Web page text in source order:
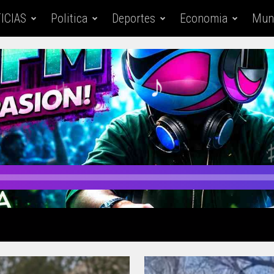
Politica Deportes Economia